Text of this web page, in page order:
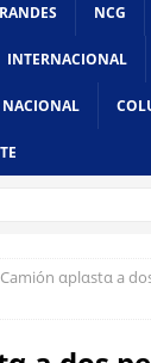
NCG
INTERNACIONAL
NACIONAL
Camión αplαstα a